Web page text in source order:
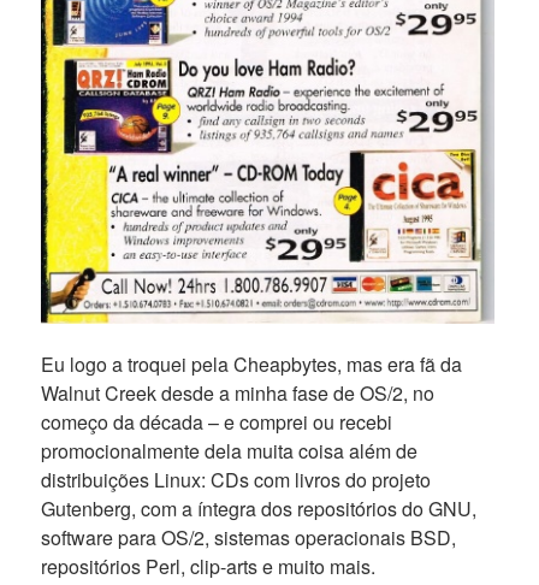
Eu logo a troquei pela Cheapbytes, mas era fã da
Walnut Creek desde a minha fase de OS/2, no
começo da década – e comprei ou recebi
promocionalmente dela muita coisa além de
distribuições Linux: CDs com livros do projeto
Gutenberg, com a íntegra dos repositórios do GNU,
software para OS/2, sistemas operacionais BSD,
repositórios Perl, clip-arts e muito mais.